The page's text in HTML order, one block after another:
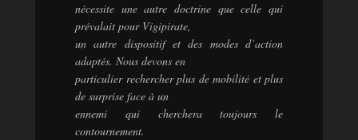
nécessite une autre doctrine que celle qui
prévalait pour Vigipirate,
un autre dispositif et des modes d’action
adaptés. Nous devons en
particulier rechercher plus de mobilité et plus
de surprise face à un
ennemi qui cherchera toujours le
contournement.